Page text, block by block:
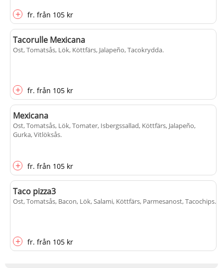
+ fr. från 105 kr
Tacorulle Mexicana
Ost, Tomatsås, Lök, Köttfärs, Jalapeño, Tacokrydda.
+ fr. från 105 kr
Mexicana
Ost, Tomatsås, Lök, Tomater, Isbergssallad, Köttfärs, Jalapeño,
Gurka, Vitlöksås.
+ fr. från 105 kr
Taco pizza3
Ost, Tomatsås, Bacon, Lök, Salami, Köttfärs, Parmesanost, Tacochips.
+ fr. från 105 kr